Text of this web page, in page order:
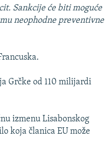
Sankcije će biti moguće
neophodne preventivne
Grčke od 110 milijardi
izmenu Lisabonskog
koja članica EU može